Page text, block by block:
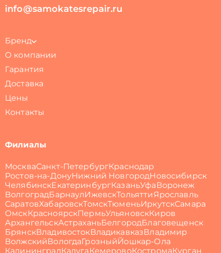
info@samokatesrepair.ru
Бренд
О компании
Гарантия
Доставка
Цены
Контакты
Филиалы
МоскваСанкт-ПетербургКраснодар
Ростов-на-ДонуНижний НовгородНовосибирск
ЧелябинскЕкатеринбургКазаньУфа Воронеж
ВолгоградБарнаулИжевскТольяттиЯрославль
СаратовХабаровскТомскТюменьИркутскСамара
ОмскКрасноярскПермьУльяновскКиров
АрхангельскАстраханьБелгородБлаговещенск
БрянскВладивостокВладикавказВладимир
ВолжскийВологдаГрозныйЙошкар-Ола
КалининградКалуга КемеровоКостромаКурган